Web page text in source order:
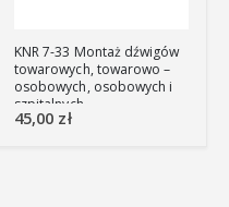
KNR 7-33 Montaż dźwigów
towarowych, towarowo –
osobowych, osobowych i
szpitalnych
45,00 zł